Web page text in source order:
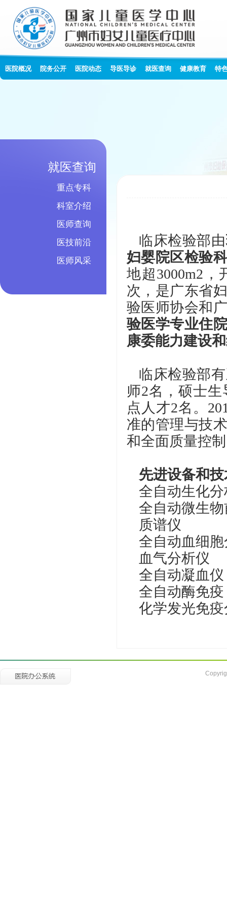
医院概况 院务公开 医院动态 导医导诊 就医查询 健康教育 特
就医查询
重点专科
科室介绍
医师查询
医技前沿
医师风采
临床检验部由
妇婴院区检验
地超3000m2
次，是广东省
验医师协会和
验医学专业住
康委能力建设
临床检验部
师2名，硕士
点人才2名。
准的管理与技
和全面质量控
先进设备和
全自动生化
全自动微生
质谱仪
全自动血细
血气分析仪
全自动凝血仪
全自动酶免疫
化学发光免